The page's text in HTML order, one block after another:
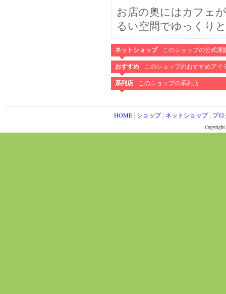
お店の奥にはカフェ
るい空間でゆっくり
ネットショップ このショップの公式通
おすすめ このショップのおすすめアイ
系列店 このショップの系列店
HOME ショップ│ ネットショップ│ プ
Copyright